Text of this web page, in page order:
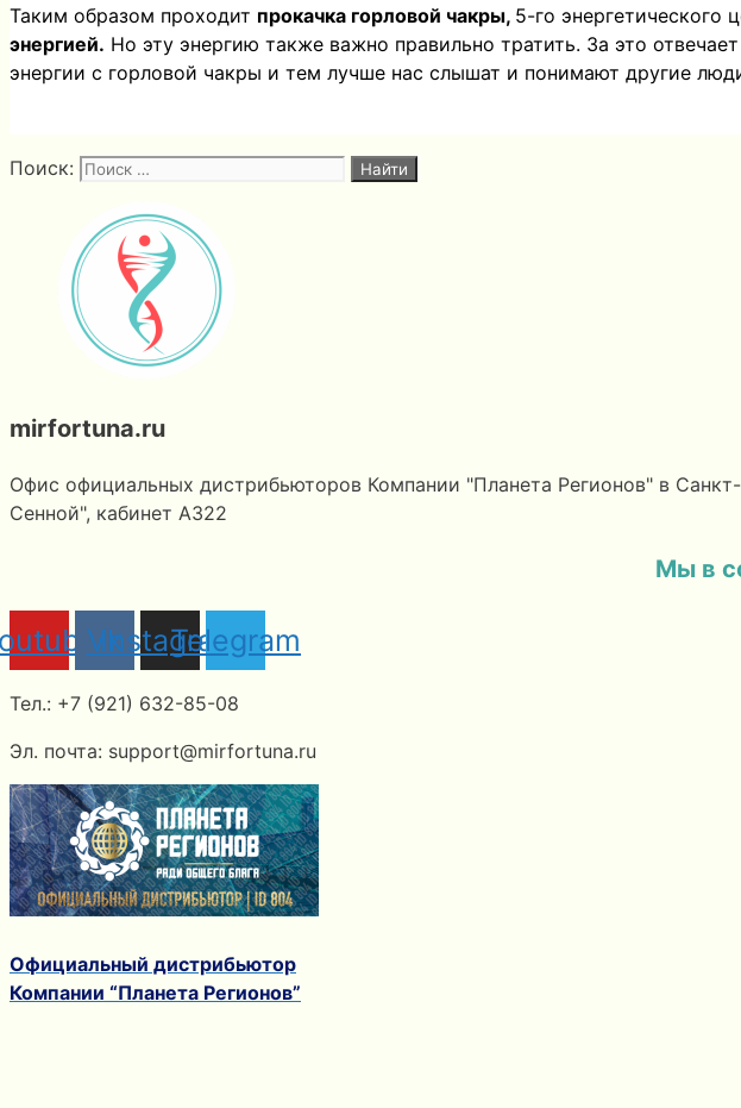
Таким образом проходит прокачка горловой чакры, 5-го энергетического
энергией. Но эту энергию также важно правильно тратить. За это
энергии с горловой чакры и тем лучше нас слышат и понимают другие
Поиск:
mirfortuna.ru
Офис официальных дистрибьюторов Компании "Планета Регионов" в
Сенной", кабинет А322
Мы в
Vk
Instagram
Telegram
Тел.: +7 (921) 632-85-08
Эл. почта: support@mirfortuna.ru
Официальный дистрибьютор
Компании “Планета Регионов”